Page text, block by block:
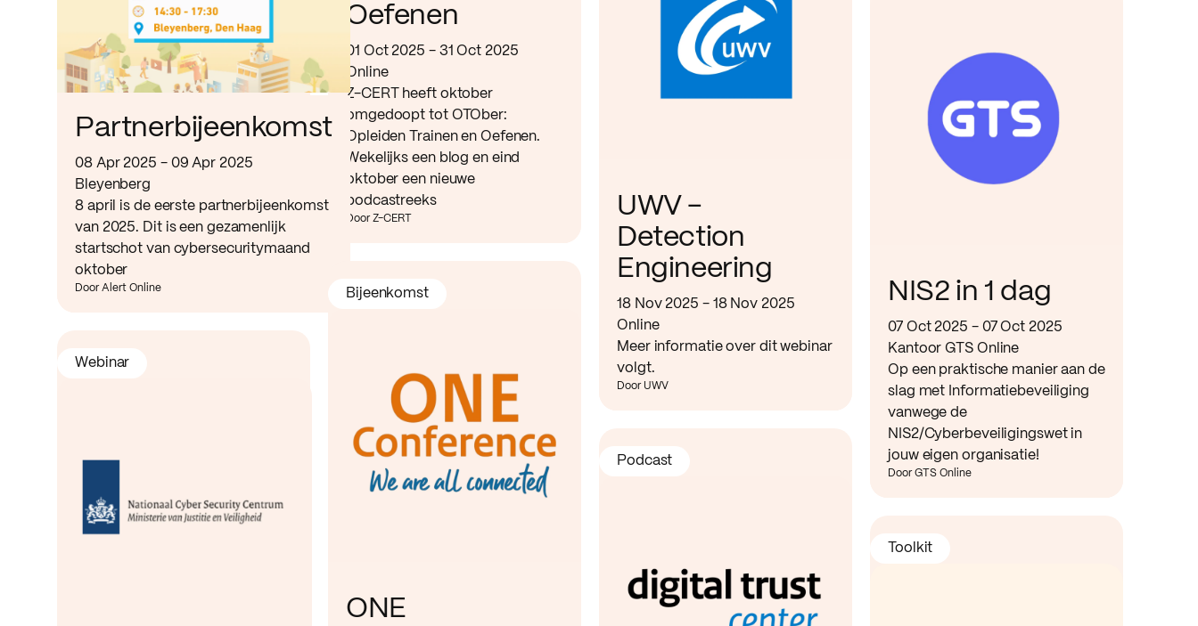
Oefenen
01 Oct 2025 - 31 Oct 2025
Online
Z-CERT heeft oktober
omgedoopt tot OTOber:
Opleiden Trainen en Oefenen.
Wekelijks een blog en eind
oktober een nieuwe
podcastreeks
Door Z-CERT
Partnerbijeenkomst
08 Apr 2025 - 09 Apr 2025
Bleyenberg
8 april is de eerste partnerbijeenkomst
van 2025. Dit is een gezamenlijk
startschot van cybersecuritymaand
oktober
Door Alert Online
UWV -
Detection
Engineering
18 Nov 2025 - 18 Nov 2025
Online
Meer informatie over dit webinar
volgt.
Door UWV
NIS2 in 1 dag
07 Oct 2025 - 07 Oct 2025
Kantoor GTS Online
Op een praktische manier aan de
slag met Informatiebeveiliging
vanwege de
NIS2/Cyberbeveiligingswet in
jouw eigen organisatie!
Door GTS Online
ONE
Bijeenkomst
Webinar
Podcast
Toolkit